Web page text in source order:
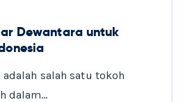
Dewantara untuk
adalah salah satu tokoh
dalam…